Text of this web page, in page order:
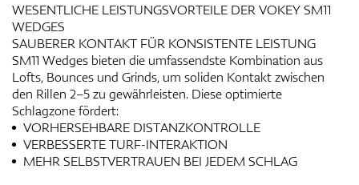
WESENTLICHE LEISTUNGSVORTEILE DER VOKEY SM11
WEDGES
SAUBERER KONTAKT FÜR KONSISTENTE LEISTUNG
SM11 Wedges bieten die umfassendste Kombination aus
Lofts, Bounces und Grinds, um soliden Kontakt zwischen
den Rillen 2–5 zu gewährleisten. Diese optimierte
Schlagzone fördert:
VORHERSEHBARE DISTANZKONTROLLE
VERBESSERTE TURF-INTERAKTION
MEHR SELBSTVERTRAUEN BEI JEDEM SCHLAG